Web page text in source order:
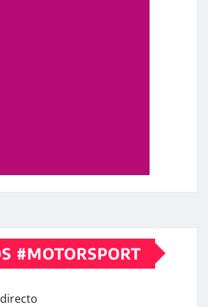
#MOTORSPORT